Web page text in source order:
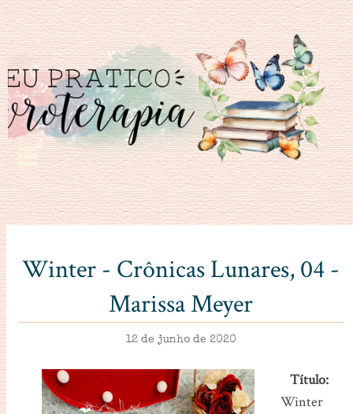
Winter - Crônicas Lunares, 04 -
Marissa Meyer
12 de junho de 2020
Título:
Winter